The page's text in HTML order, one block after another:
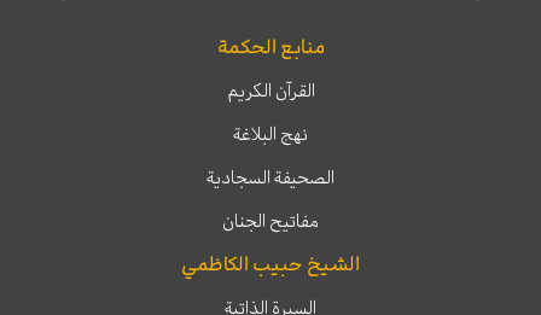
منابع الحكمة
القرآن الكريم
نهج البلاغة
الصحيفة السجادية
مفاتيح الجنان
الشيخ حبيب الكاظمي
السيرة الذاتية